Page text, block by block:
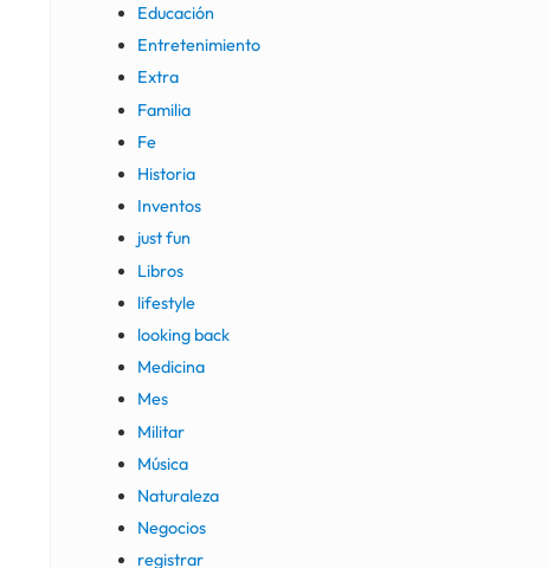
Educación
Entretenimiento
Extra
Familia
Fe
Historia
Inventos
just fun
Libros
lifestyle
looking back
Medicina
Mes
Militar
Música
Naturaleza
Negocios
registrar